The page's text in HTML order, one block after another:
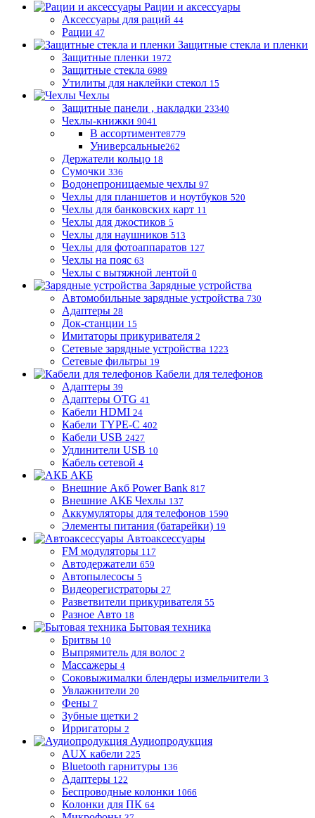
Рации и аксессуары
Аксессуары для раций 44
Рации 47
Защитные стекла и пленки
Защитные пленки 1972
Защитные стекла 6989
Утилиты для наклейки стекол 15
Чехлы
Защитные панели , накладки 23340
Чехлы-книжки 9041
В ассортименте8779
Универсальные262
Держатели кольцо 18
Сумочки 336
Водонепроницаемые чехлы 97
Чехлы для планшетов и ноутбуков 520
Чехлы для банковских карт 11
Чехлы для джостиков 5
Чехлы для наушников 513
Чехлы для фотоаппаратов 127
Чехлы на пояс 63
Чехлы с вытяжной лентой 0
Зарядные устройства
Автомобильные зарядные устройства 730
Адаптеры 28
Док-станции 15
Имитаторы прикуривателя 2
Сетевые зарядные устройства 1223
Сетевые фильтры 19
Кабели для телефонов
Адаптеры 39
Адаптеры OTG 41
Кабели HDMI 24
Кабели TYPE-C 402
Кабели USB 2427
Удлинители USB 10
Кабель сетевой 4
АКБ
Внешние Акб Power Bank 817
Внешние АКБ Чехлы 137
Аккумуляторы для телефонов 1590
Элементы питания (батарейки) 19
Автоаксессуары
FM модуляторы 117
Автодержатели 659
Автопылесосы 5
Видеорегистраторы 27
Разветвители прикуривателя 55
Разное Авто 18
Бытовая техника
Бритвы 10
Выпрямитель для волос 2
Массажеры 4
Соковыжималки блендеры измельчители 3
Увлажнители 20
Фены 7
Зубные щетки 2
Ирригаторы 2
Аудиопродукция
AUX кабели 225
Bluetooth гарнитуры 136
Адаптеры 122
Беспроводные колонки 1066
Колонки для ПК 64